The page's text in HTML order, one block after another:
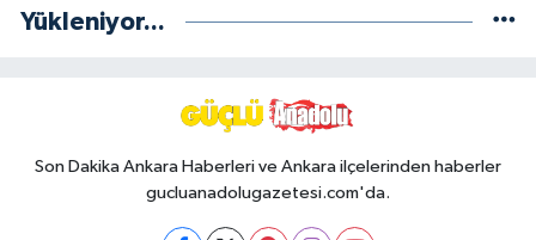
Yükleniyor...
Son Dakika Ankara Haberleri ve Ankara ilçelerinden haberler
gucluanadolugazetesi.com'da.